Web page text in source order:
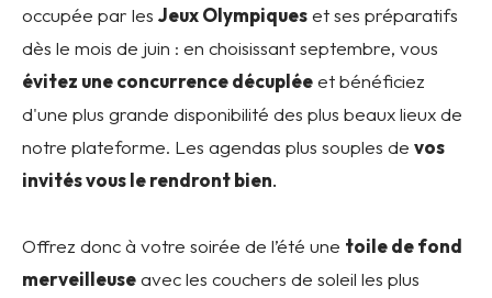
occupée par les Jeux Olympiqueset ses préparatifs
dès le mois de juin : en choisissant septembre, vous
évitez une concurrence décupléeet bénéficiez
d'une plus grande disponibilité des plus beaux lieux de
notre plateforme. Les agendas plus souples de vos
invités vous le rendront bien.
Offrez donc à votre soirée de l’été une toile de fond
merveilleuseavec les couchers de soleil les plus